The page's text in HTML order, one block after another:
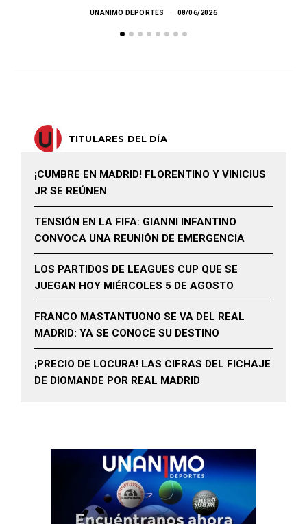
UNANIMO DEPORTES 08/06/2026
TITULARES DEL DÍA
¡CUMBRE EN MADRID! FLORENTINO Y VINICIUS
JR SE REÚNEN
TENSIÓN EN LA FIFA: GIANNI INFANTINO
CONVOCA UNA REUNIÓN DE EMERGENCIA
LOS PARTIDOS DE LEAGUES CUP QUE SE
JUEGAN HOY MIÉRCOLES 5 DE AGOSTO
FRANCO MASTANTUONO SE VA DEL REAL
MADRID: YA SE CONOCE SU DESTINO
¡PRECIO DE LOCURA! LAS CIFRAS DEL FICHAJE
DE DIOMANDE POR REAL MADRID